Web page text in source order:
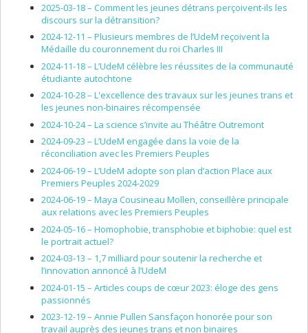
2025-03-18 – Comment les jeunes détrans perçoivent-ils les
discours sur la détransition?
2024-12-11 – Plusieurs membres de l’UdeM reçoivent la
Médaille du couronnement du roi Charles III
2024-11-18 – L’UdeM célèbre les réussites de la communauté
étudiante autochtone
2024-10-28 – L'excellence des travaux sur les jeunes trans et
les jeunes non-binaires récompensée
2024-10-24 – La science s’invite au Théâtre Outremont
2024-09-23 – L’UdeM engagée dans la voie de la
réconciliation avec les Premiers Peuples
2024-06-19 – L’UdeM adopte son plan d’action Place aux
Premiers Peuples 2024-2029
2024-06-19 – Maya Cousineau Mollen, conseillère principale
aux relations avec les Premiers Peuples
2024-05-16 – Homophobie, transphobie et biphobie: quel est
le portrait actuel?
2024-03-13 – 1,7 milliard pour soutenir la recherche et
l’innovation annoncé à l’UdeM
2024-01-15 – Articles coups de cœur 2023: éloge des gens
passionnés
2023-12-19 – Annie Pullen Sansfaçon honorée pour son
travail auprès des jeunes trans et non binaires